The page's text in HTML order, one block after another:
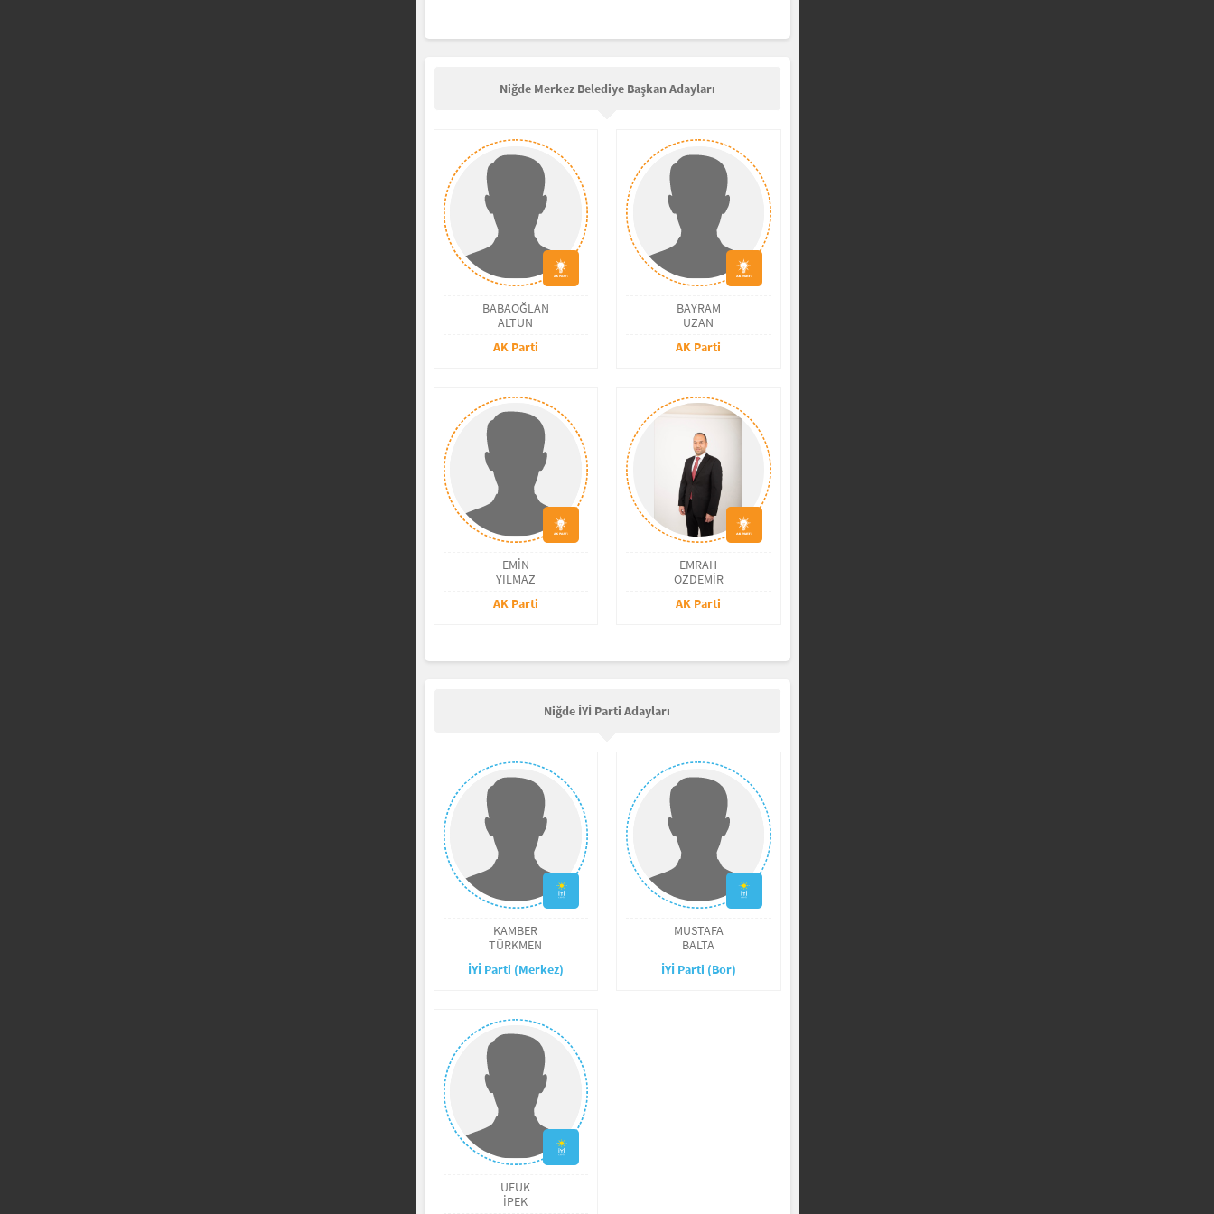
Niğde Merkez Belediye Başkan Adayları
BABAOĞLAN
ALTUN
AK Parti
BAYRAM
UZAN
AK Parti
EMİN
YILMAZ
AK Parti
EMRAH
ÖZDEMİR
AK Parti
Niğde İYİ Parti Adayları
KAMBER
TÜRKMEN
İYİ Parti (Merkez)
MUSTAFA
BALTA
İYİ Parti (Bor)
UFUK
İPEK